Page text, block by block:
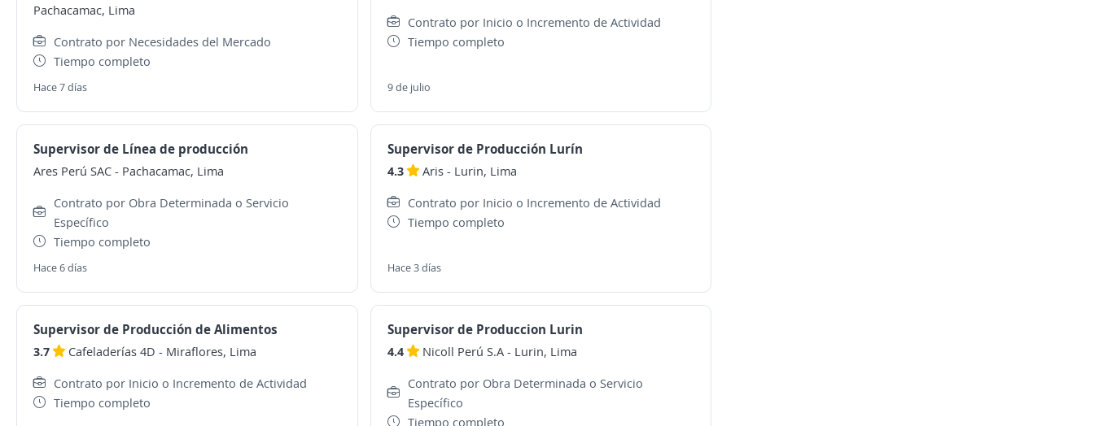
Pachacamac, Lima
Contrato por Necesidades del Mercado
Tiempo completo
Hace 7 días
Contrato por Inicio o Incremento de Actividad
Tiempo completo
9 de julio
Supervisor de Línea de producción
Ares Perú SAC - Pachacamac, Lima
Contrato por Obra Determinada o Servicio
Específico
Tiempo completo
Hace 6 días
Supervisor de Producción Lurín
4.3 Aris - Lurin, Lima
Contrato por Inicio o Incremento de Actividad
Tiempo completo
Hace 3 días
Supervisor de Producción de Alimentos
3.7 Cafeladerías 4D - Miraflores, Lima
Contrato por Inicio o Incremento de Actividad
Tiempo completo
Supervisor de Produccion Lurin
4.4 Nicoll Perú S.A - Lurin, Lima
Contrato por Obra Determinada o Servicio
Específico
Tiempo completo